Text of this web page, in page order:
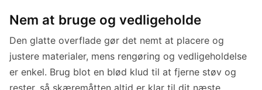
Nem at bruge og vedligeholde
Den glatte overflade gør det nemt at placere og
justere materialer, mens rengøring og vedligeholdelse
er enkel. Brug blot en blød klud til at fjerne støv og
rester, så skæremåtten altid er klar til dit næste